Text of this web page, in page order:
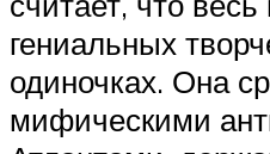
гениальных
одиночках. Она
мифическими